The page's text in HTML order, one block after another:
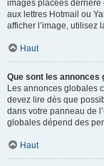
images placées derrière
aux lettres Hotmail ou
afficher l’image, utilisez
Haut
Que sont les annonces
Les annonces globales
devez lire dès que
dans votre panneau de
globales dépend des
Haut